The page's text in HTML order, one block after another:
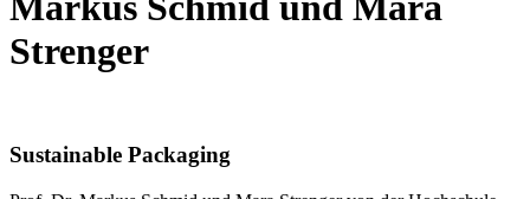
Strenger
Sustainable Packaging